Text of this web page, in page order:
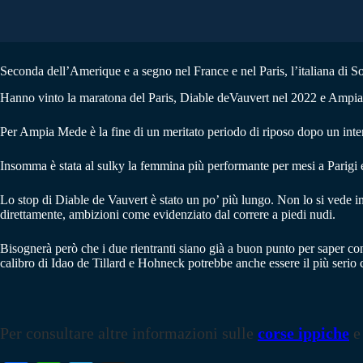
Seconda dell’Amerique e a segno nel France e nel Paris, l’italiana di
Hanno vinto la maratona del Paris, Diable deVauvert nel 2022 e
Per Ampia Mede è la fine di un meritato periodo di riposo dopo un
Insomma è stata al sulky la femmina più performante per mesi a
Lo stop di Diable de Vauvert è stato un po’ più lungo. Non lo si vede
direttamente, ambizioni come evidenziato dal correre a piedi nudi.
Bisognerà però che i due rientranti siano già a buon punto per saper
calibro di Idao de Tillard e Hohneck potrebbe anche essere il più serio
Per consultare altre informazioni sulle corse ippiche